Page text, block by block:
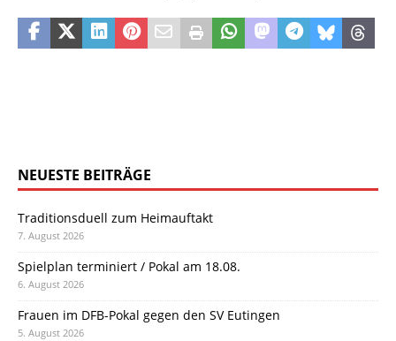
NEUESTE BEITRÄGE
Traditionsduell zum Heimauftakt
7. August 2026
Spielplan terminiert / Pokal am 18.08.
6. August 2026
Frauen im DFB-Pokal gegen den SV Eutingen
5. August 2026